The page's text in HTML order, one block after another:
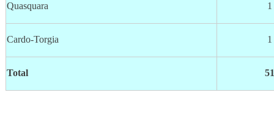
Quasquara 1
Cardo-Torgia 1
Total 51